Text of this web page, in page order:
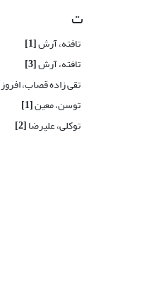
ت
تافته، آرش[1]
تافته، آرش[3]
تقی زاده قصاب، افروز
توسن، معین[1]
توکلی، علیرضا[2]